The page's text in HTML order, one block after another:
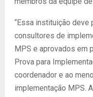
“Essa instituição
consultores de
MPS e aprovados em
Prova para
coordenador e ao
implementação MPS.